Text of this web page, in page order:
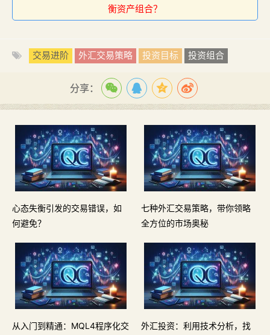
衡资产组合？
交易进阶 外汇交易策略 投资目标 投资组合
分享：
心态失衡引发的交易错误，如
何避免？
七种外汇交易策略，带你领略
全方位的市场奥秘
从入门到精通：MQL4程序化交
外汇投资：利用技术分析，找